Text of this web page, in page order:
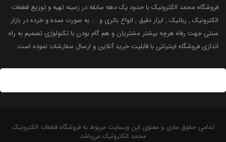
فروشگاه محمد الکترونیک با حدود یک دهه سابقه در زمینه تهیه و توزیع قطعات
الکترونیک , رباتیک , ابزار دقیق , انواع باتری و ... به صورت عمده و خرده در بازار
سنتی جهت رفاه هرچه بیشتر مشتریان و هم گام بودن با تکنولوژی تصمیم به راه
اندازی فروشگاه اینترنتی با قابلیت خرید آنلاین و ارسال سفارشات نموده است.
تمامی حقوق مادی و معنوی این وبسایت مربوط به فروشگاه قطعات الکترونیک
محمد الکترونیک می‌باشد